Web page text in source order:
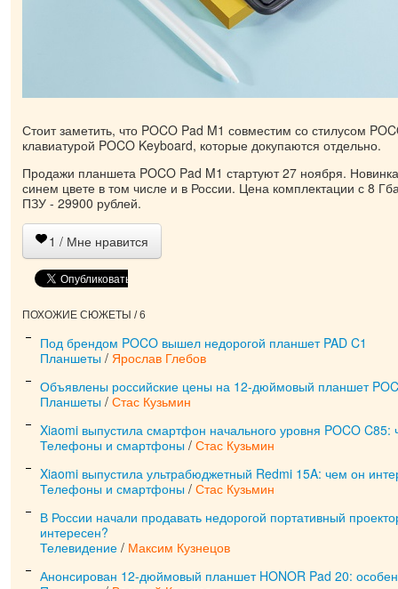
Стоит заметить, что POCO Pad M1 совместим со стилусом
клавиатурой POCO Keyboard, которые докупаются отдельно.
Продажи планшета POCO Pad M1 стартуют 27 ноября.
синем цвете в том числе и в России. Цена комплектации с 8
ПЗУ - 29900 рублей.
1 / Мне нравится
ПОХОЖИЕ СЮЖЕТЫ / 6
Под брендом POCO вышел недорогой планшет PAD C1
Планшеты / Ярослав Глебов
Объявлены российские цены на 12-дюймовый планшет
Планшеты / Стас Кузьмин
Xiaomi выпустила смартфон начального уровня POCO C85:
Телефоны и смартфоны / Стас Кузьмин
Xiaomi выпустила ультрабюджетный Redmi 15A: чем он
Телефоны и смартфоны / Стас Кузьмин
В России начали продавать недорогой портативный
интересен?
Телевидение / Максим Кузнецов
Анонсирован 12-дюймовый планшет HONOR Pad 20: